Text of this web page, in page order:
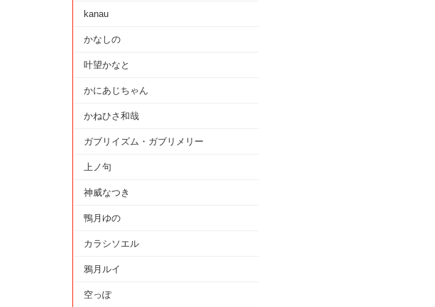
kanau
かなしの
叶望かなと
かにあじちゃん
かねひさ和哉
ガブリイズム・ガブリメリー
上ノ句
神威なつき
鴨月ゆの
カラシソエル
鴉月ルイ
空っぽ